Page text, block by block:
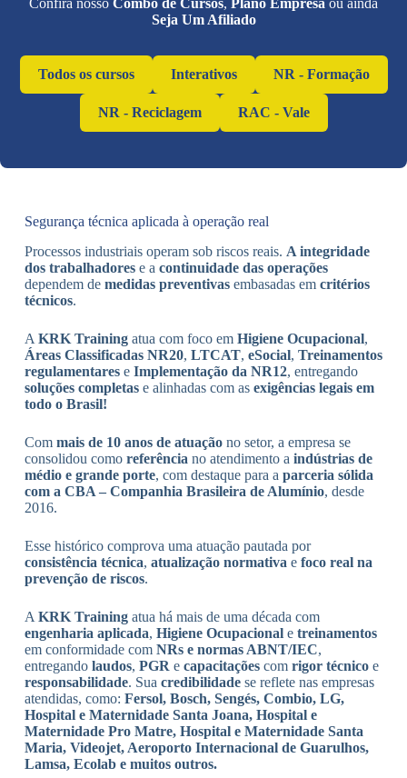
Seja Um Afiliado
Todos os cursos Interativos NR - Formação
NR - Reciclagem RAC - Vale
Segurança técnica aplicada à operação real
Processos industriais operam sob riscos reais. A integridade
dos trabalhadorese a continuidade das operações
dependem de medidas preventivasembasadas em critérios
técnicos.
A KRK Trainingatua com foco em Higiene Ocupacional,
Áreas Classificadas NR20, LTCAT, eSocial, Treinamentos
regulamentarese Implementação da NR12, entregando
soluções completase alinhadas com as exigências legais em
todo o Brasil!
Com mais de 10 anos de atuaçãono setor, a empresa se
consolidou como referência no atendimento a indústrias de
médio e grande porte, com destaque para a parceria sólida
com a CBA – Companhia Brasileira de Alumínio, desde
2016.
Esse histórico comprova uma atuação pautada por
consistência técnica, atualização normativa e foco real na
prevenção de riscos.
A KRK Trainingatua há mais de uma década com
engenharia aplicada, Higiene Ocupacionale treinamentos
em conformidade com NRs e normas ABNT/IEC,
entregando laudos, PGR e capacitaçõescom rigor técnicoe
responsabilidade. Sua credibilidadese reflete nas empresas
atendidas, como: Fersol, Bosch, Sengés, Combio, LG,
Hospital e Maternidade Santa Joana, Hospital e
Maternidade Pro Matre, Hospital e Maternidade Santa
Maria, Videojet, Aeroporto Internacional de Guarulhos,
Lamsa, Ecolab e muitos outros.